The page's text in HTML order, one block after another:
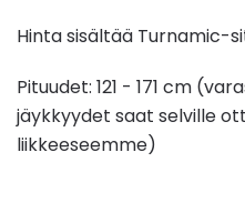
Hinta sisältää Turnamic-
Pituudet: 121 - 171 cm
jäykkyydet saat selville
liikkeeseemme)